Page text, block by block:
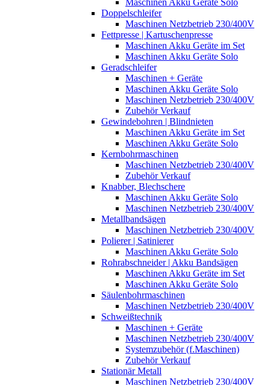
Maschinen Akku Geräte Solo
Doppelschleifer
Maschinen Netzbetrieb 230/400V
Fettpresse | Kartuschenpresse
Maschinen Akku Geräte im Set
Maschinen Akku Geräte Solo
Geradschleifer
Maschinen + Geräte
Maschinen Akku Geräte Solo
Maschinen Netzbetrieb 230/400V
Zubehör Verkauf
Gewindebohren | Blindnieten
Maschinen Akku Geräte im Set
Maschinen Akku Geräte Solo
Kernbohrmaschinen
Maschinen Netzbetrieb 230/400V
Zubehör Verkauf
Knabber, Blechschere
Maschinen Akku Geräte Solo
Maschinen Netzbetrieb 230/400V
Metallbandsägen
Maschinen Netzbetrieb 230/400V
Polierer | Satinierer
Maschinen Akku Geräte Solo
Rohrabschneider | Akku Bandsägen
Maschinen Akku Geräte im Set
Maschinen Akku Geräte Solo
Säulenbohrmaschinen
Maschinen Netzbetrieb 230/400V
Schweißtechnik
Maschinen + Geräte
Maschinen Netzbetrieb 230/400V
Systemzubehör (f.Maschinen)
Zubehör Verkauf
Stationär Metall
Maschinen Netzbetrieb 230/400V